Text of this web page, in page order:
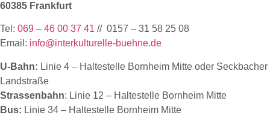
60385 Frankfurt
Tel: 069 – 46 00 37 41 // 0157 – 31 58 25 08
Email: info@interkulturelle-buehne.de
U-Bahn: Linie 4 – Haltestelle Bornheim Mitte oder Seckbacher
Landstraße
Strassenbahn: Linie 12 – Haltestelle Bornheim Mitte
Bus: Linie 34 – Haltestelle Bornheim Mitte